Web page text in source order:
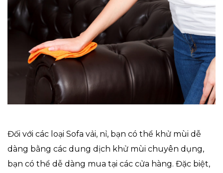
Đối với các loại Sofa vải, nỉ, bạn có thể khử mùi dễ
dàng bằng các dung dịch khử mùi chuyên dụng,
bạn có thể dễ dàng mua tại các cửa hàng. Đặc biệt,